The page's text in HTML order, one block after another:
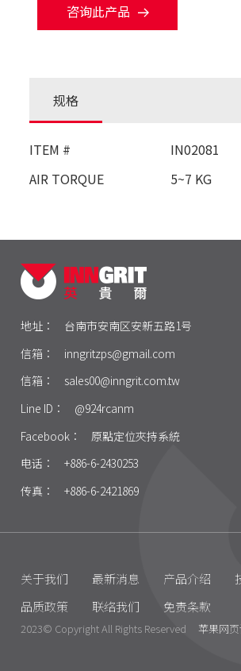
咨询此产品
规格
ITEM # IN02081
AIR TORQUE
5~7 KG
地址：
台南市安南区安新五路1号
信箱：
inngritzps@gmail.com
信箱：
sales00@inngrit.com.tw
Line ID：
@924rcanm
Facebook：
原點定位夾持系統
电话：
+886-6-2430253
传真：
+886-6-2421869
关于我们 最新消息 产品介绍
品质政策
联络我们 免责条款
2023© Copyright All Rights Reserved 苹果网